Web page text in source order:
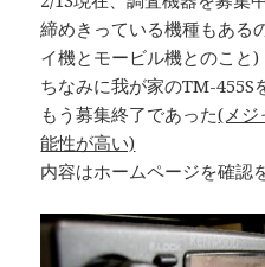
締めきっている機種もある
イ機とモービル機とのこと)
ちなみに我が家のTM-455S
もう募集終了であった(メジ
能性が高い)
内容はホームページを確認